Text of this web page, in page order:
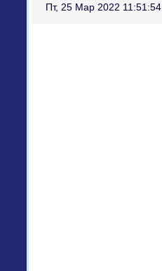
Пт, 25 Мар 2022 11:51:54